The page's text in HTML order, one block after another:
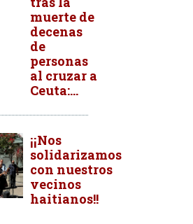
muerte de
decenas
de
personas
al cruzar a
Ceuta:...
¡¡Nos
solidarizamos
con nuestros
vecinos
haitianos!!